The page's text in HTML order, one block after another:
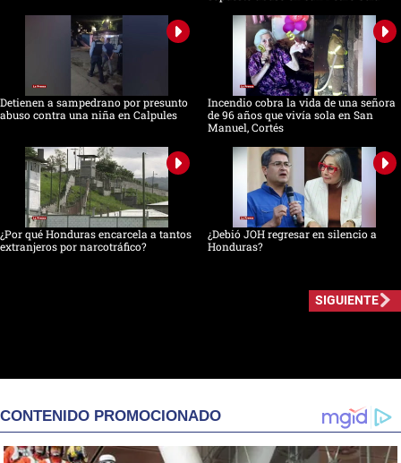
Detienen a sampedrano por presunto
abuso contra una niña en Calpules
Incendio cobra la vida de una señora
de 96 años que vivía sola en San
Manuel, Cortés
¿Por qué Honduras encarcela a tantos
extranjeros por narcotráfico?
¿Debió JOH regresar en silencio a
Honduras?
SIGUIENTE
CONTENIDO PROMOCIONADO